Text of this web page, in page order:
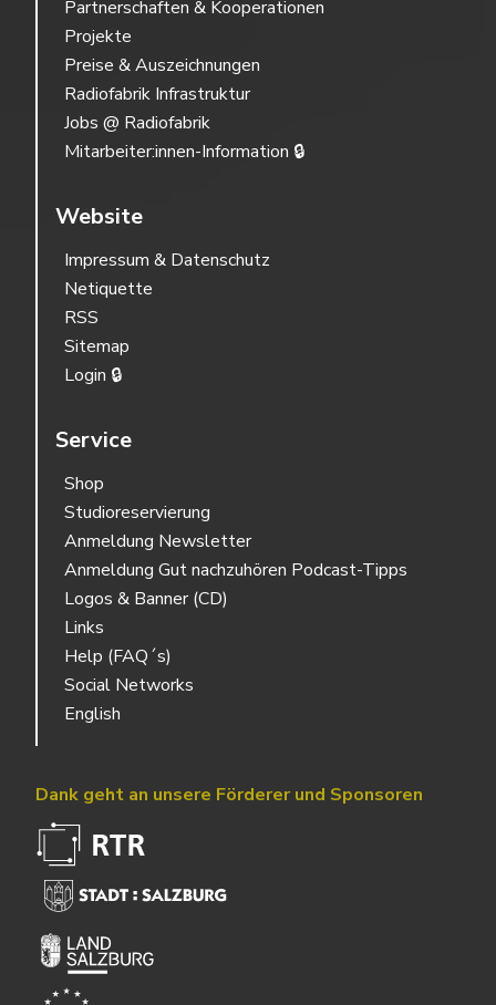
Partnerschaften & Kooperationen
Projekte
Preise & Auszeichnungen
Radiofabrik Infrastruktur
Jobs @ Radiofabrik
Mitarbeiter:innen-Information 🔒
Website
Impressum & Datenschutz
Netiquette
RSS
Sitemap
Login 🔒
Service
Shop
Studioreservierung
Anmeldung Newsletter
Anmeldung Gut nachzuhören Podcast-Tipps
Logos & Banner (CD)
Links
Help (FAQ´s)
Social Networks
English
Dank geht an unsere Förderer und Sponsoren